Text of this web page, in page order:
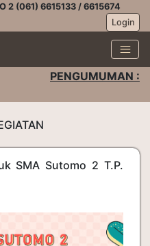
2 (061) 6615133 / 6615674
Login
PENGUMUMAN :
SMA Sutomo 2 T.P.